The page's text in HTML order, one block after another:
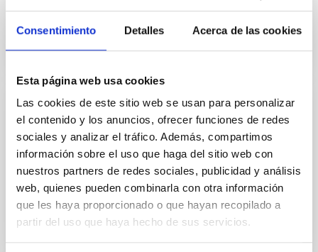
Consentimiento Detalles Acerca de las cookies
Esta página web usa cookies
Las cookies de este sitio web se usan para personalizar
el contenido y los anuncios, ofrecer funciones de redes
sociales y analizar el tráfico. Además, compartimos
información sobre el uso que haga del sitio web con
nuestros partners de redes sociales, publicidad y análisis
web, quienes pueden combinarla con otra información
que les haya proporcionado o que hayan recopilado a
partir del uso que haya hecho de sus servicios.
SUBVENCIÓN
Ayuda a la Movilidad Predoctoral de
Estancias Breves en centros de I+D:
Convocatoria 2015